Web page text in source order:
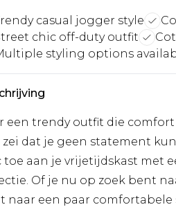
casual jogger style
chic off-duty outfit
styling options
een trendy outfit die
zei dat je geen statement
toe aan je vrijetijdskast met
Of je nu op zoek bent
naar een paar comfortabele